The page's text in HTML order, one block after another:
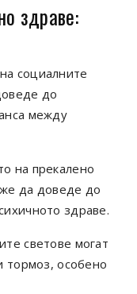
здраве:
социалните
до
между
на прекалено
да доведе до
здраве.
светове могат
тормоз, особено